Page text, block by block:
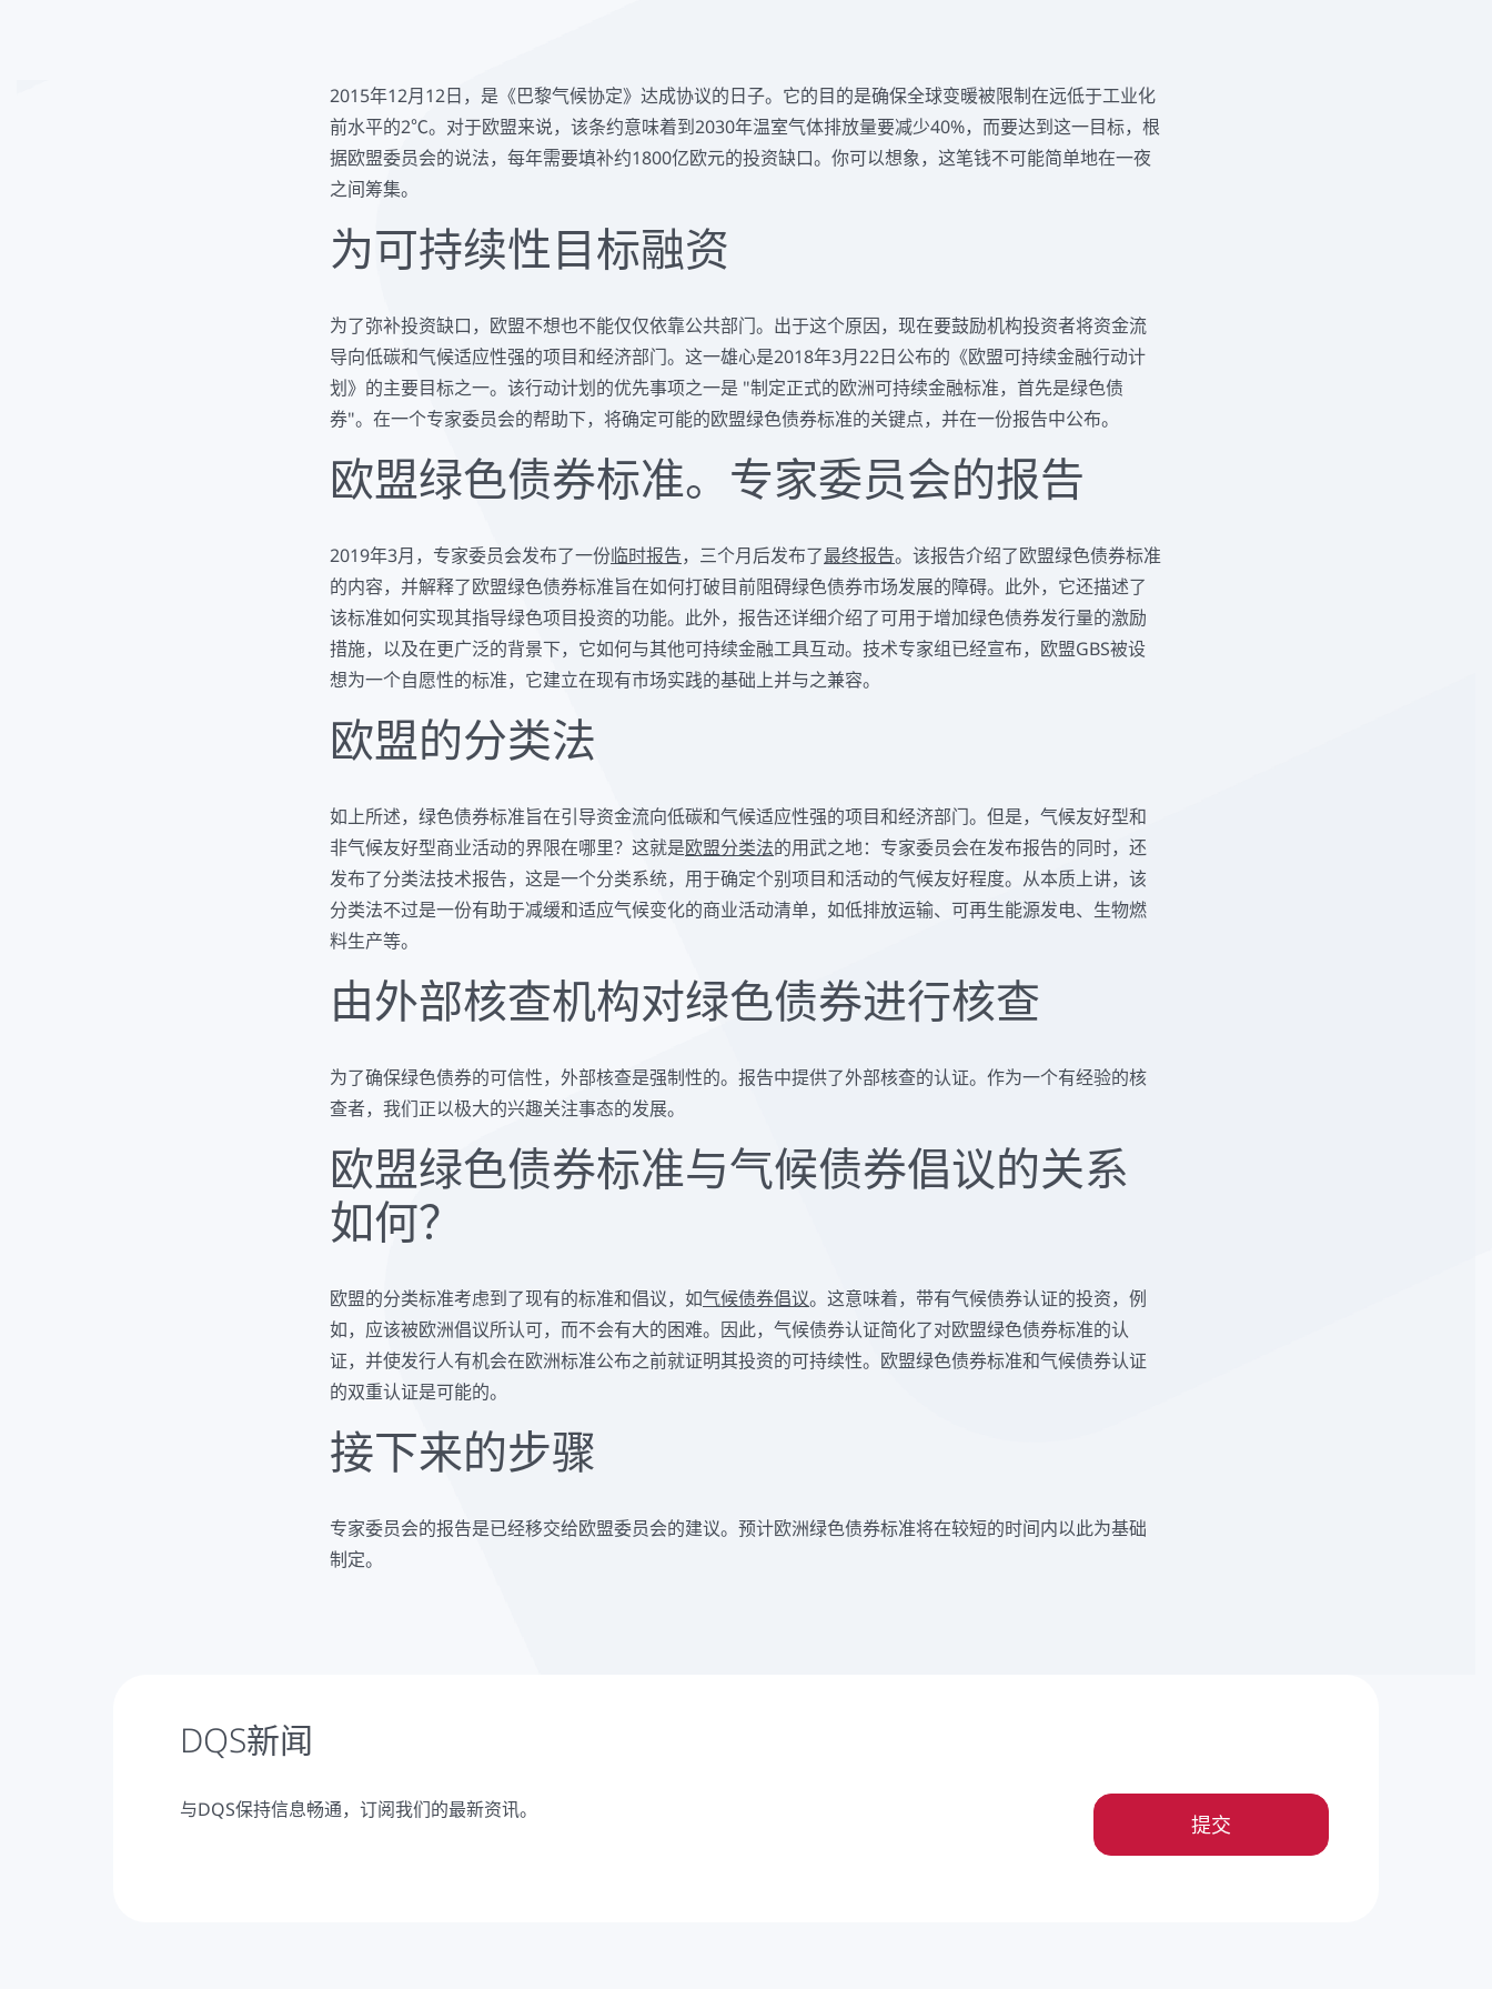
2015年12月12日，是《巴黎气候协定》达成协议的日子。它的目的是确保全球变暖被限制在远低于工业化
前水平的2℃。对于欧盟来说，该条约意味着到2030年温室气体排放量要减少40%，而要达到这一目标，根
据欧盟委员会的说法，每年需要填补约1800亿欧元的投资缺口。你可以想象，这笔钱不可能简单地在一夜
之间筹集。
为可持续性目标融资
为了弥补投资缺口，欧盟不想也不能仅仅依靠公共部门。出于这个原因，现在要鼓励机构投资者将资金流
导向低碳和气候适应性强的项目和经济部门。这一雄心是2018年3月22日公布的《欧盟可持续金融行动计
划》的主要目标之一。该行动计划的优先事项之一是 "制定正式的欧洲可持续金融标准，首先是绿色债
券"。在一个专家委员会的帮助下，将确定可能的欧盟绿色债券标准的关键点，并在一份报告中公布。
欧盟绿色债券标准。专家委员会的报告
2019年3月，专家委员会发布了一份临时报告，三个月后发布了最终报告。该报告介绍了欧盟绿色债券标准
的内容，并解释了欧盟绿色债券标准旨在如何打破目前阻碍绿色债券市场发展的障碍。此外，它还描述了
该标准如何实现其指导绿色项目投资的功能。此外，报告还详细介绍了可用于增加绿色债券发行量的激励
措施，以及在更广泛的背景下，它如何与其他可持续金融工具互动。技术专家组已经宣布，欧盟GBS被设
想为一个自愿性的标准，它建立在现有市场实践的基础上并与之兼容。
欧盟的分类法
如上所述，绿色债券标准旨在引导资金流向低碳和气候适应性强的项目和经济部门。但是，气候友好型和
非气候友好型商业活动的界限在哪里？这就是欧盟分类法的用武之地：专家委员会在发布报告的同时，还
发布了分类法技术报告，这是一个分类系统，用于确定个别项目和活动的气候友好程度。从本质上讲，该
分类法不过是一份有助于减缓和适应气候变化的商业活动清单，如低排放运输、可再生能源发电、生物燃
料生产等。
由外部核查机构对绿色债券进行核查
为了确保绿色债券的可信性，外部核查是强制性的。报告中提供了外部核查的认证。作为一个有经验的核
查者，我们正以极大的兴趣关注事态的发展。
欧盟绿色债券标准与气候债券倡议的关系
如何？
欧盟的分类标准考虑到了现有的标准和倡议，如气候债券倡议。这意味着，带有气候债券认证的投资，例
如，应该被欧洲倡议所认可，而不会有大的困难。因此，气候债券认证简化了对欧盟绿色债券标准的认
证，并使发行人有机会在欧洲标准公布之前就证明其投资的可持续性。欧盟绿色债券标准和气候债券认证
的双重认证是可能的。
接下来的步骤
专家委员会的报告是已经移交给欧盟委员会的建议。预计欧洲绿色债券标准将在较短的时间内以此为基础
制定。
DQS新闻
与DQS保持信息畅通，订阅我们的最新资讯。
提交